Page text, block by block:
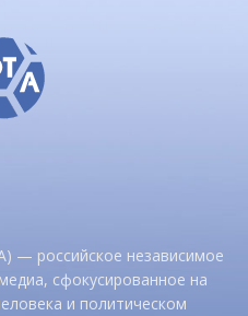
— российское независимое
сфокусированное на
и политическом